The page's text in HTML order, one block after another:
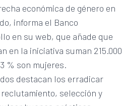
económica de género en
informa el Banco
en su web, que añade que
en la iniciativa suman 215.000
% son mujeres.
destacan los erradicar
selección y